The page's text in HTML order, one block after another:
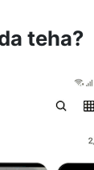
teha?